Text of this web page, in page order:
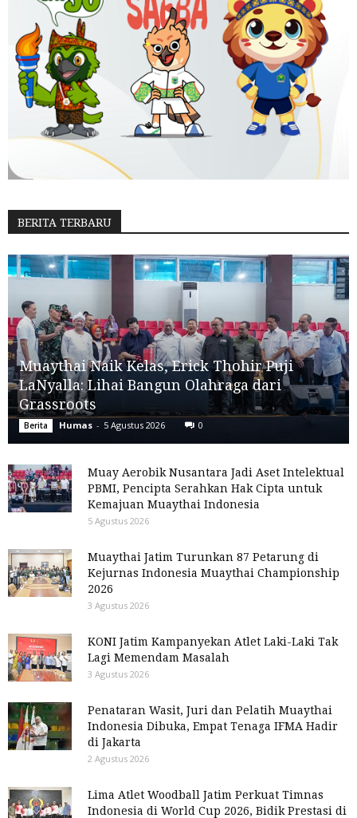
BERITA TERBARU
Muaythai Naik Kelas, Erick Thohir Puji
LaNyalla: Lihai Bangun Olahraga dari
Grassroots
Berita Humas - 5 Agustus 2026 0
Muay Aerobik Nusantara Jadi Aset Intelektual
PBMI, Pencipta Serahkan Hak Cipta untuk
Kemajuan Muaythai Indonesia
5 Agustus 2026
Muaythai Jatim Turunkan 87 Petarung di
Kejurnas Indonesia Muaythai Championship
2026
3 Agustus 2026
KONI Jatim Kampanyekan Atlet Laki-Laki Tak
Lagi Memendam Masalah
3 Agustus 2026
Penataran Wasit, Juri dan Pelatih Muaythai
Indonesia Dibuka, Empat Tenaga IFMA Hadir
di Jakarta
2 Agustus 2026
Lima Atlet Woodball Jatim Perkuat Timnas
Indonesia di World Cup 2026, Bidik Prestasi di